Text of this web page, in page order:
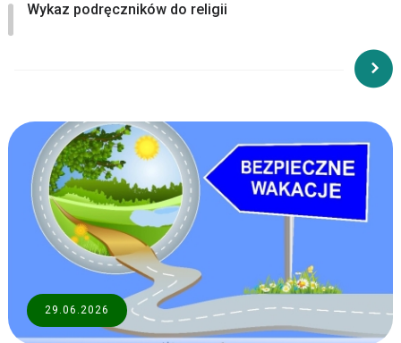
Wykaz podręczników do religii
29.06.2026